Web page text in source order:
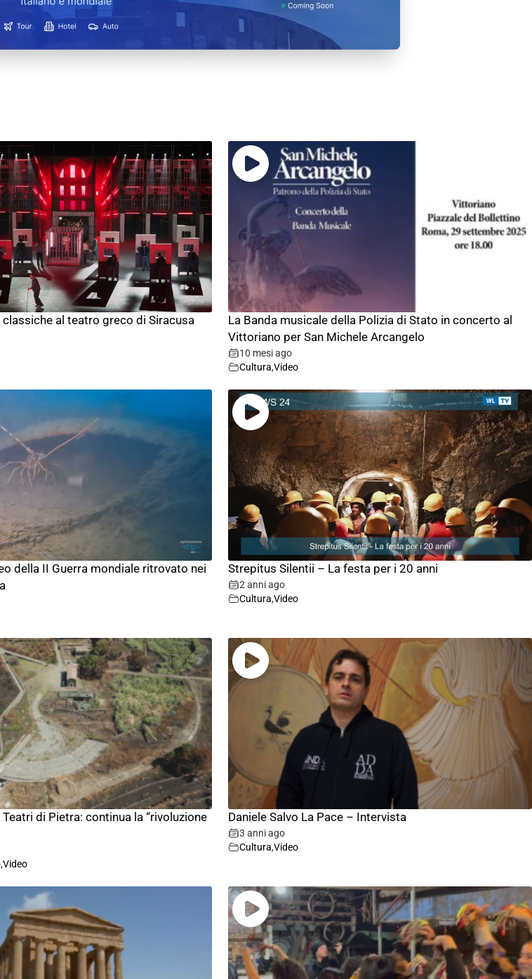
al teatro greco di Siracusa
La Banda musicale della Polizia di Stato in concerto al
Vittoriano per San Michele Arcangelo
10 mesi ago
Cultura,Video
della II Guerra mondiale ritrovato nei
Strepitus Silentii – La festa per i 20 anni
2 anni ago
Cultura,Video
di Pietra: continua la “rivoluzione
,Video
Daniele Salvo La Pace – Intervista
3 anni ago
Cultura,Video